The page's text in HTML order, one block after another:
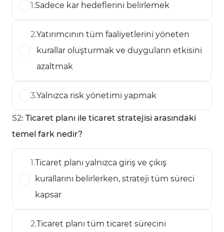
1.Sadece kar hedeflerini belirlemek
2.Yatırımcının tüm faaliyetlerini yöneten
kurallar oluşturmak ve duyguların etkisini
azaltmak
3.Yalnızca risk yönetimi yapmak
S2: Ticaret planı ile ticaret stratejisi arasındaki
temel fark nedir?
1.Ticaret planı yalnızca giriş ve çıkış
kurallarını belirlerken, strateji tüm süreci
kapsar
2.Ticaret planı tüm ticaret sürecini